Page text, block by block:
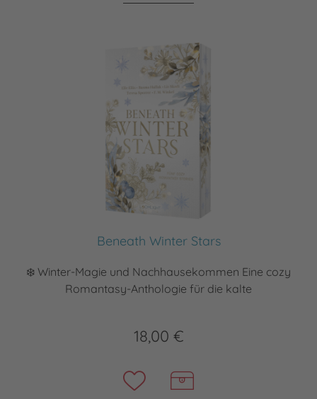
Beneath Winter Stars
❄️ Winter-Magie und Nachhausekommen Eine cozy
Romantasy-Anthologie für die kalte
18,00 €